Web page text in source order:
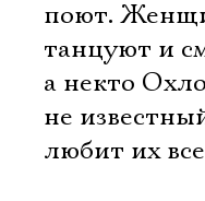
поют.
танцуют и
а некто
не
любит их